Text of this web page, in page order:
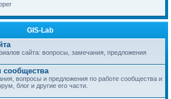
GIS-Lab
сайта: вопросы, замечания, предложения
сообщества
вопросы и предложения по работе сообщества и
блог и другие его части.